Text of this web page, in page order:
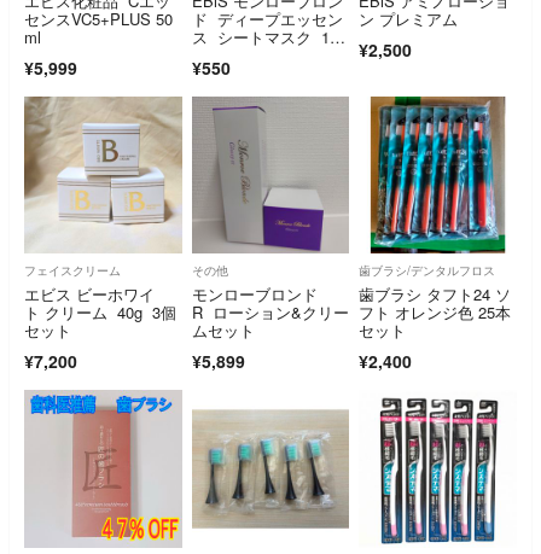
センスVC5+PLUS 50
ml
¥5,999
ド ディープエッセン
ス シートマスク 1枚
¥550
ン プレミアム
¥2,500
フェイスクリーム
エビス ビーホワイ
ト クリーム 40g 3個
セット
¥7,200
その他
モンローブロンド
R ローション&クリー
ムセット
¥5,899
歯ブラシ/デンタルフロス
歯ブラシ タフト24 ソ
フト オレンジ色 25本
セット
¥2,400